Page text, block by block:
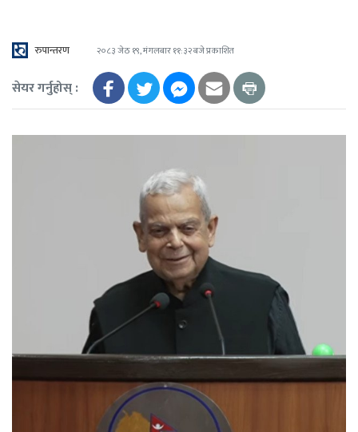
रुपान्तरण २०८३ जेठ १९, मंगलबार ११:३२ बजे प्रकाशित
सेयर गर्नुहोस् :